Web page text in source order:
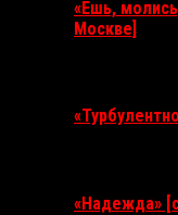
«Ешь,
Москве]
«Надежда»